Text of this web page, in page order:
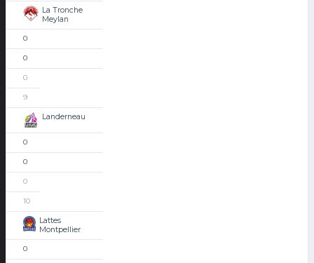
La Tronche
Meylan
0
0
0
9
Landerneau
0
0
0
10
Lattes
Montpellier
0